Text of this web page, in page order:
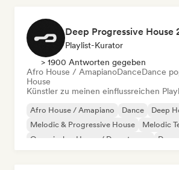
Playlist-Kurator
> 1900 Antworten gegeben
Afro House / AmapianoDanceDance
House
Künstler zu meinen einflussreichen
Afro House / Amapiano Dance Deep
Melodic & Progressive House
Melodic
Organischer House / Downtempo